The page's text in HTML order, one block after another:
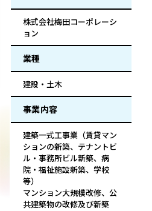
株式会社梅田コーポレーシ
ョン
業種
建設・土木
事業内容
建築一式工事業（賃貸マン
ションの新築、テナントビ
ル・事務所ビル新築、病
院・福祉施設新築、学校
等）
マンション大規模改修、公
共建築物の改修及び新築